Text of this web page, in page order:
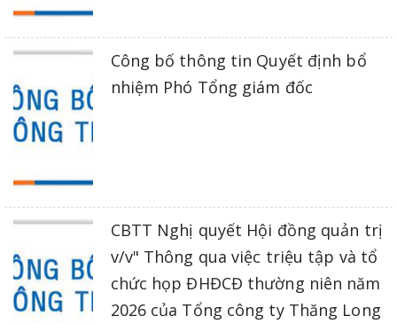
Công bố thông tin Quyết định bổ
nhiệm Phó Tổng giám đốc
CBTT Nghị quyết Hội đồng quản trị
v/v" Thông qua việc triệu tập và tổ
chức họp ĐHĐCĐ thường niên năm
2026 của Tổng công ty Thăng Long